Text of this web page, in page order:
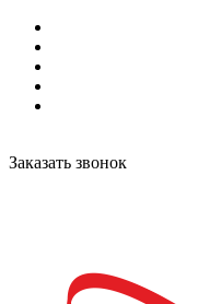
Заказать звонок